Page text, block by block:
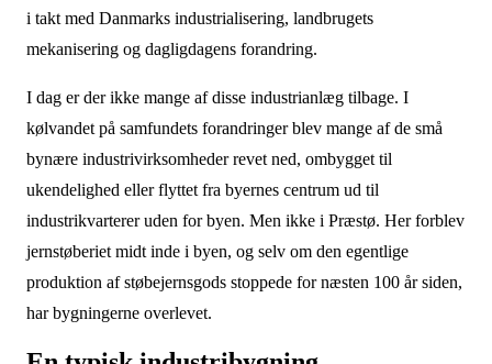
i takt med Danmarks industrialisering, landbrugets
mekanisering og dagligdagens forandring.
I dag er der ikke mange af disse industrianlæg tilbage. I
kølvandet på samfundets forandringer blev mange af de små
bynære industrivirksomheder revet ned, ombygget til
ukendelighed eller flyttet fra byernes centrum ud til
industrikvarterer uden for byen. Men ikke i Præstø. Her forblev
jernstøberiet midt inde i byen, og selv om den egentlige
produktion af støbejernsgods stoppede for næsten 100 år siden,
har bygningerne overlevet.